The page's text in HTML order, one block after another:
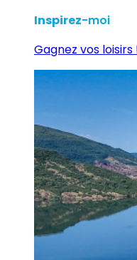
Inspirez-moi
Gagnez vos loisirs